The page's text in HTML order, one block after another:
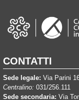
CONTATTI
Sede legale: Via Parini
Centralino: 031/256.111
Sede secondaria: Via